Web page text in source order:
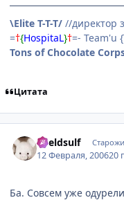
\Elite T-T-T/ //директор
=†{HospitaL}†=- Team'u
Tons of Chocolate
Цитата
Kveldsulf
12 Февраля, 200620 г
Ба. Совсем уже